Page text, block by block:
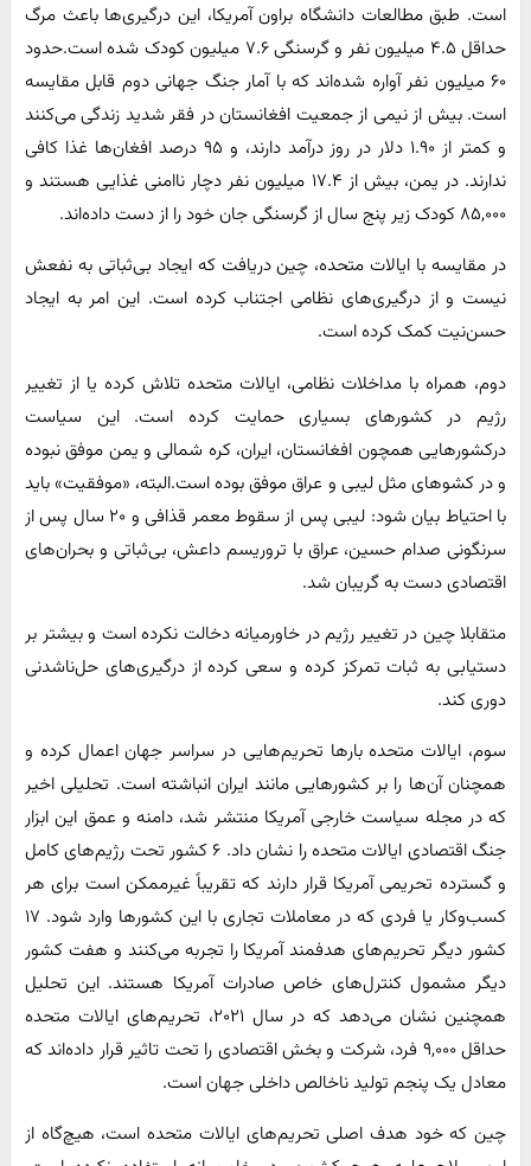
است. طبق مطالعات دانشگاه براون آمریکا، این درگیری‌ها باعث مرگ
حداقل ۴.۵ میلیون نفر و گرسنگی ۷.۶ میلیون کودک شده است.حدود
۶۰ میلیون نفر آواره شده‌اند که با آمار جنگ جهانی دوم قابل مقایسه
است. بیش از نیمی از جمعیت افغانستان در فقر شدید زندگی می‌کنند
و کمتر از ۱.۹۰ دلار در روز درآمد دارند، و ۹۵ درصد افغان‌ها غذا کافی
ندارند. در یمن، بیش از ۱۷.۴ میلیون نفر دچار ناامنی غذایی هستند و
۸۵,۰۰۰ کودک زیر پنج سال از گرسنگی جان خود را از دست داده‌اند.
در مقایسه با ایالات متحده، چین دریافت که ایجاد بی‌ثباتی به نفعش
نیست و از درگیری‌های نظامی اجتناب کرده است. این امر به ایجاد
حسن‌نیت کمک کرده است.
دوم، همراه با مداخلات نظامی، ایالات متحده تلاش کرده یا از تغییر
رژیم در کشورهای بسیاری حمایت کرده است. این سیاست
درکشورهایی همچون افغانستان، ایران، کره شمالی و یمن موفق نبوده
و در کشوهای مثل لیبی و عراق موفق بوده است.البته، «موفقیت» باید
با احتیاط بیان شود: لیبی پس از سقوط معمر قذافی و ۲۰ سال پس از
سرنگونی صدام حسین، عراق با تروریسم داعش، بی‌ثباتی و بحران‌های
اقتصادی دست به گریبان شد.
متقابلا چین در تغییر رژیم در خاورمیانه دخالت نکرده است و بیشتر بر
دستیابی به ثبات تمرکز کرده و سعی کرده از درگیری‌های حل‌ناشدنی
دوری کند.
سوم، ایالات متحده بارها تحریم‌هایی در سراسر جهان اعمال کرده و
همچنان آن‌ها را بر کشورهایی مانند ایران انباشته است. تحلیلی اخیر
که در مجله سیاست خارجی آمریکا منتشر شد، دامنه و عمق این ابزار
جنگ اقتصادی ایالات متحده را نشان داد. ۶ کشور تحت رژیم‌های کامل
و گسترده تحریمی آمریکا قرار دارند که تقریباً غیرممکن است برای هر
کسب‌وکار یا فردی که در معاملات تجاری با این کشورها وارد شود. ۱۷
کشور دیگر تحریم‌های هدفمند آمریکا را تجربه می‌کنند و هفت کشور
دیگر مشمول کنترل‌های خاص صادرات آمریکا هستند. این تحلیل
همچنین نشان می‌دهد که در سال ۲۰۲۱، تحریم‌های ایالات متحده
حداقل ۹,۰۰۰ فرد، شرکت و بخش اقتصادی را تحت تاثیر قرار داده‌اند که
معادل یک پنجم تولید ناخالص داخلی جهان است.
چین که خود هدف اصلی تحریم‌های ایالات متحده است، هیچ‌گاه از